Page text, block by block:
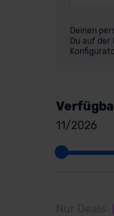
Deinen
Du auf der
11/2026
Nur Deals